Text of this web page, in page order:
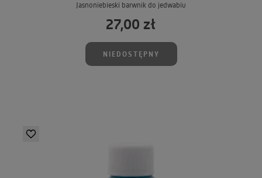
Jasnoniebieski barwnik do jedwabiu
27,00 zł
NIEDOSTĘPNY